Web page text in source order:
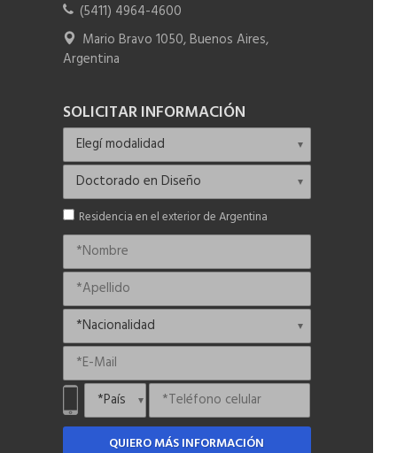
(5411) 4964-4600
Mario Bravo 1050, Buenos Aires,
Argentina
SOLICITAR INFORMACIÓN
Residencia en el exterior de Argentina
QUIERO MÁS INFORMACIÓN